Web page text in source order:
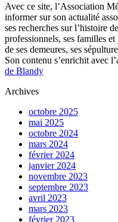
Avec ce site, l’Association
informer sur son actualité
ses recherches sur l’histoire
professionnels, ses familles
de ses demeures, ses
Son contenu s’enrichit avec
de Blandy
Archives
octobre 2025
mai 2025
octobre 2024
mars 2024
février 2024
janvier 2024
novembre 2023
septembre 2023
avril 2023
mars 2023
février 2023